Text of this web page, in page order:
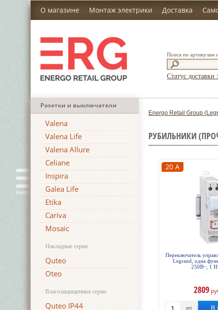
О магазине Монтаж электрики Доставка
Поиск по артикулам
Статус доставки
Розетки и выключатели
Valena
Valena Life
Valena Allure
Celiane
Inspira
Galea Life
Etika
Cariva
Mosaic
Накладные серии
Quteo
Oteo
Влагозащищенные серии
Quteo IP44
Energo Retail Group
РУБИЛЬНИКИ
20 А
Переключатель
Legrand, одна
250В~, 1
2809
шт. В